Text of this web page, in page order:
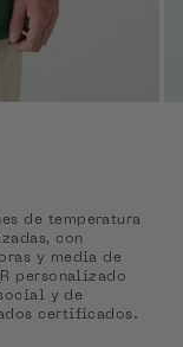
de temperatura
con
y media de
personalizado
y de
certificados.